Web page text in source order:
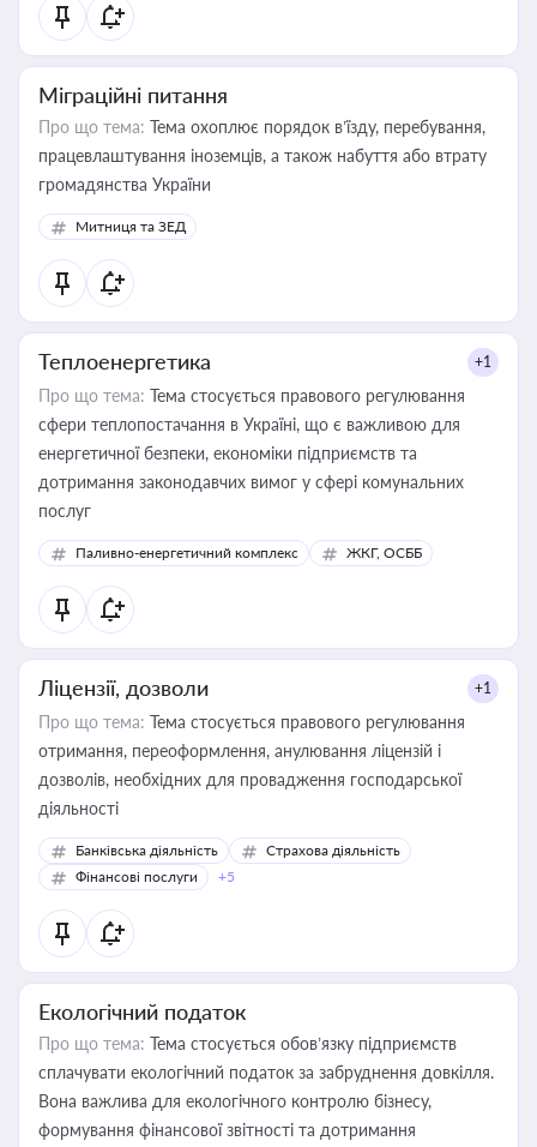
Міграційні питання
Про що тема: Тема охоплює порядок в’їзду, перебування,
працевлаштування іноземців, а також набуття або втрату
громадянства України
Митниця та ЗЕД
Теплоенергетика +1
Про що тема: Тема стосується правового регулювання
сфери теплопостачання в Україні, що є важливою для
енергетичної безпеки, економіки підприємств та
дотримання законодавчих вимог у сфері комунальних
послуг
Паливно-енергетичний комплекс ЖКГ, ОСББ
Ліцензії, дозволи +1
Про що тема: Тема стосується правового регулювання
отримання, переоформлення, анулювання ліцензій і
дозволів, необхідних для провадження господарської
діяльності
Банківська діяльність
Страхова діяльність
Фінансові послуги
+5
Екологічний податок
Про що тема: Тема стосується обов’язку підприємств
сплачувати екологічний податок за забруднення довкілля.
Вона важлива для екологічного контролю бізнесу,
формування фінансової звітності та дотримання